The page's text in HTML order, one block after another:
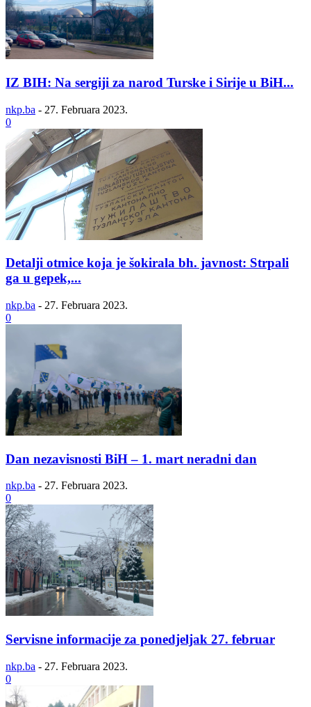
IZ BIH: Na sergiji za narod Turske i Sirije u BiH...
nkp.ba - 27. Februara 2023.
0
Detalji otmice koja je šokirala bh. javnost: Strpali
ga u gepek,...
nkp.ba - 27. Februara 2023.
0
Dan nezavisnosti BiH – 1. mart neradni dan
nkp.ba - 27. Februara 2023.
0
Servisne informacije za ponedjeljak 27. februar
nkp.ba - 27. Februara 2023.
0